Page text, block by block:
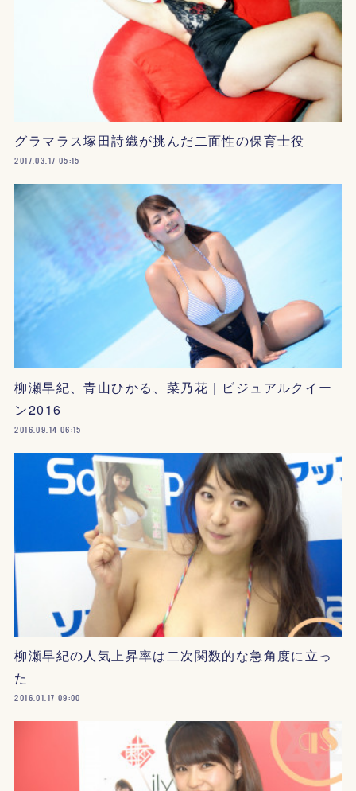
グラマラス塚田詩織が挑んだ二面性の保育士役
2017.03.17 05:15
柳瀬早紀、青山ひかる、菜乃花｜ビジュアルクイー
ン2016
2016.09.14 06:15
柳瀬早紀の人気上昇率は二次関数的な急角度に立っ
た
2016.01.17 09:00